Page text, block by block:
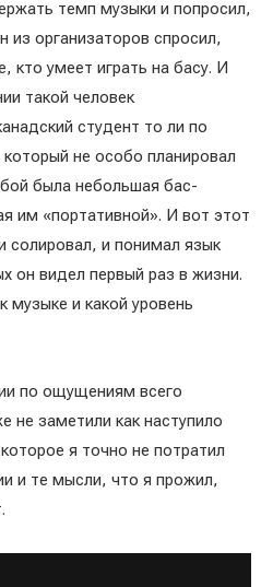
темп музыки и попросил,
из организаторов спросил,
кто умеет играть на басу. И
такой человек
студент то ли по
не особо планировал
была небольшая бас-
им «портативной». И вот этот
солировал, и понимал язык
он видел первый раз в жизни.
музыке и какой уровень
по ощущениям всего
не заметили как наступило
я точно не потратил
и те мысли, что я прожил,